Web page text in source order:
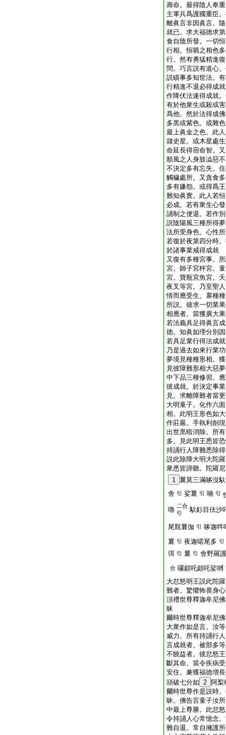
壽命。最得陰人奉
主軍兵爲護國重臣
離眞言非因眞言。
就已。求大福徳求
食自陰所發。一切
行相。恒嗔之相色
行。然有勇猛精進
問。巧言説有道心
説瞋事多知世法。
行精進不退必得成
作降伏法速得成就
有於他衆生或殺或
爲他。然於法得成
多黒或紫色。或雜
最上眞金之色。此
隷史星。或木星處
命延長得宿命智。
順風之人身肢澁惡
不決定多有忘失。
觸穢處所。又貪食
多有嫌怨。或得爲
難知眞實。此人若
必成。若有衆生心
誦制之便退。若作
説陰陽風三種所得
法所受身色。心性
若復於夜第四分時
於諸事業咸得成就
又復有多種宮事。
宮。師子宮秤宮。
宮。寶瓶宮魚宮。
夜叉等宮。乃至聖
情而應受生。禀種
所説。彼求一切業
相應者。當獲廣大
若法義具足得眞言
徳。知眞如理分別
若具足業行得法成
乃是過去如來行業
夢境見種種形相。
見彼障難形相大惡
中下品三種修習。
彼成就。於決定事
見。求離障難者當
大明童子。化作六
相。此明王形色如
作莊嚴。手執利劍
出世黒暗消除。所
多。見此明王悉皆
持誦行人障難悉除
説此除障大明大陀
衆悉皆諦聽。陀羅
1 曩莫三滿哆沒馱
舍 引 娑曩 引 喃 引
嚕 二合
引
馱釤目佉沙
尾覲曩伽 引 哆迦吽
曩 引 夜迦喏尾多 引
弭 引 曩 引 舍野羅
合 囉頗吒頗吒娑嚩
大忿怒明王説此陀
難者。驚懼怖畏身
頂禮世尊釋迦牟尼
昧
爾時世尊釋迦牟尼
大衆作如是言。汝
威力。所有持誦行
言成就者。被部多
不饒益者。彼忿怒
斷其命。當令疾病
安住。兼獲福徳増
頭破七分如 2 阿梨
爾時世尊作是説時
昧。佛告言童子汝
中最上尊勝。此忿
令持誦人心常憶念
難自退。常自擁護